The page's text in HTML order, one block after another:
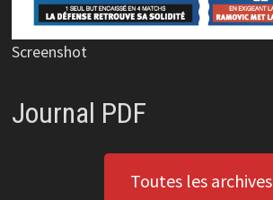
Screenshot
Journal PDF
Toutes les archives